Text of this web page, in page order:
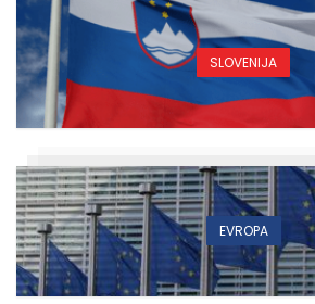
SLOVENIJA
EVROPA